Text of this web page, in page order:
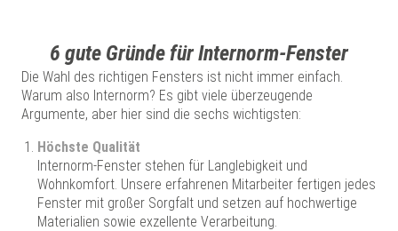
6 gute Gründe für Internorm-Fenster
Die Wahl des richtigen Fensters ist nicht immer einfach.
Warum also Internorm? Es gibt viele überzeugende
Argumente, aber hier sind die sechs wichtigsten:
Höchste Qualität
Internorm-Fenster stehen für Langlebigkeit und
Wohnkomfort. Unsere erfahrenen Mitarbeiter fertigen jedes
Fenster mit großer Sorgfalt und setzen auf hochwertige
Materialien sowie exzellente Verarbeitung.